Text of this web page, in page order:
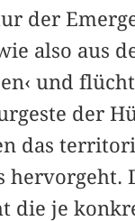
der
also aus
und
der
das
hervorgeht.
die je